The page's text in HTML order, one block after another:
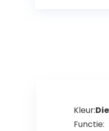
Kleur:
Functie: